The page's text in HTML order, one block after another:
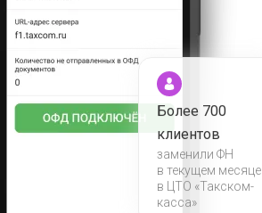
Более 700
клиентов
заменили ФН
в текущем месяце
в ЦТО «Такском-
касса»